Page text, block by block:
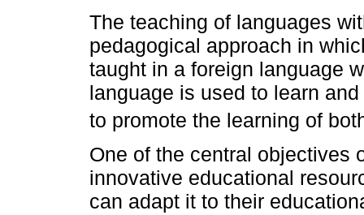
The teaching of languages
pedagogical approach in
taught in a foreign language
language is used to learn
to promote the learning of
One of the central objectives
innovative educational
can adapt it to their